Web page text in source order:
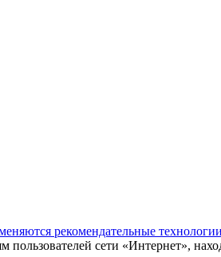
рекомендательные технологии
пользователей сети «Интернет»,